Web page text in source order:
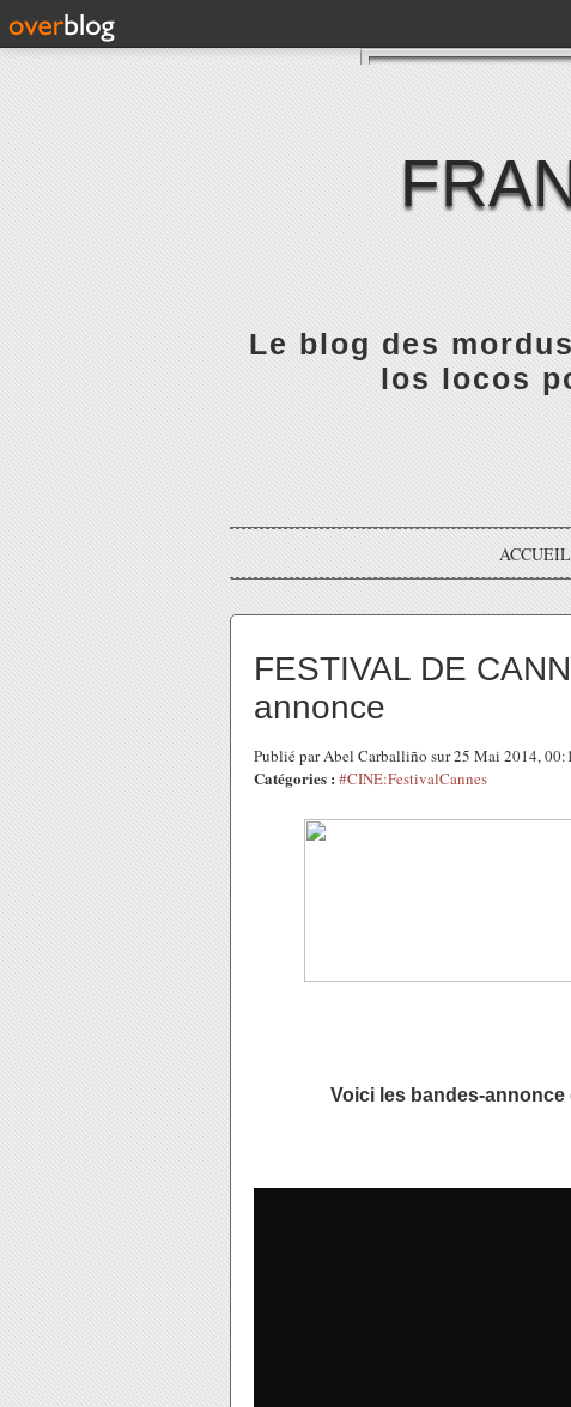
Le blog des
los locos
ACCUEIL
FESTIVAL DE
annonce
Publié par Abel Carballiño sur 25 Mai 2014,
Catégories : #CINE:FestivalCannes
Voici les bandes-